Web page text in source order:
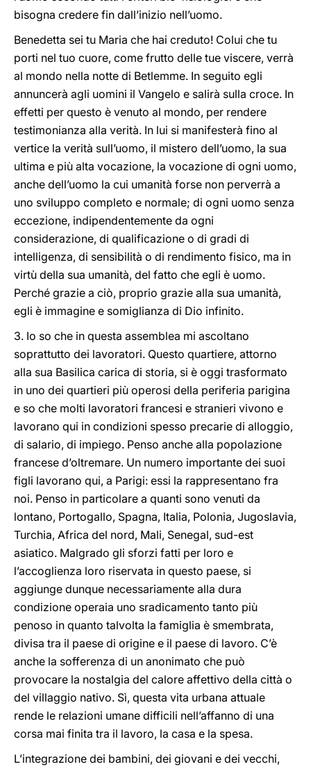
bisogna credere fin dall’inizio nell’uomo.
Benedetta sei tu Maria che hai creduto! Colui che tu
porti nel tuo cuore, come frutto delle tue viscere, verrà
al mondo nella notte di Betlemme. In seguito egli
annuncerà agli uomini il Vangelo e salirà sulla croce. In
effetti per questo è venuto al mondo, per rendere
testimonianza alla verità. In lui si manifesterà fino al
vertice la verità sull’uomo, il mistero dell’uomo, la sua
ultima e più alta vocazione, la vocazione di ogni uomo,
anche dell’uomo la cui umanità forse non perverrà a
uno sviluppo completo e normale; di ogni uomo senza
eccezione, indipendentemente da ogni
considerazione, di qualificazione o di gradi di
intelligenza, di sensibilità o di rendimento fisico, ma in
virtù della sua umanità, del fatto che egli è uomo.
Perché grazie a ciò, proprio grazie alla sua umanità,
egli è immagine e somiglianza di Dio infinito.
3. Io so che in questa assemblea mi ascoltano
soprattutto dei lavoratori. Questo quartiere, attorno
alla sua Basilica carica di storia, si è oggi trasformato
in uno dei quartieri più operosi della periferia parigina
e so che molti lavoratori francesi e stranieri vivono e
lavorano qui in condizioni spesso precarie di alloggio,
di salario, di impiego. Penso anche alla popolazione
francese d’oltremare. Un numero importante dei suoi
figli lavorano qui, a Parigi: essi la rappresentano fra
noi. Penso in particolare a quanti sono venuti da
lontano, Portogallo, Spagna, Italia, Polonia, Jugoslavia,
Turchia, Africa del nord, Mali, Senegal, sud-est
asiatico. Malgrado gli sforzi fatti per loro e
l’accoglienza loro riservata in questo paese, si
aggiunge dunque necessariamente alla dura
condizione operaia uno sradicamento tanto più
penoso in quanto talvolta la famiglia è smembrata,
divisa tra il paese di origine e il paese di lavoro. C’è
anche la sofferenza di un anonimato che può
provocare la nostalgia del calore affettivo della città o
del villaggio nativo. Sì, questa vita urbana attuale
rende le relazioni umane difficili nell’affanno di una
corsa mai finita tra il lavoro, la casa e la spesa.
L’integrazione dei bambini, dei giovani e dei vecchi,